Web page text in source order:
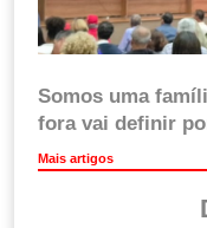
Somos uma
fora vai definir
Mais artigos